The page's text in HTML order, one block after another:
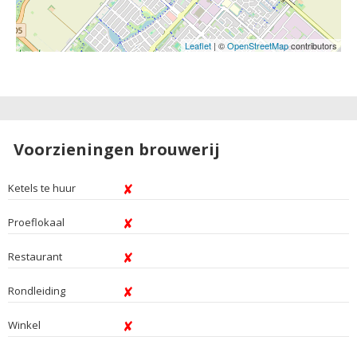
Leaflet| ©OpenStreetMapcontributors
Voorzieningen brouwerij
Ketels te huur
Proeflokaal
Restaurant
Rondleiding
Winkel